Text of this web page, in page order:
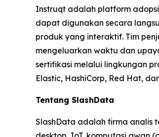
Instruqt adalah platform
dapat digunakan secara
produk yang interaktif. Tim
mengeluarkan waktu dan
sertifikasi melalui lingkungan
Elastic, HashiCorp, Red Hat,
Tentang SlashData
SlashData adalah firma analis